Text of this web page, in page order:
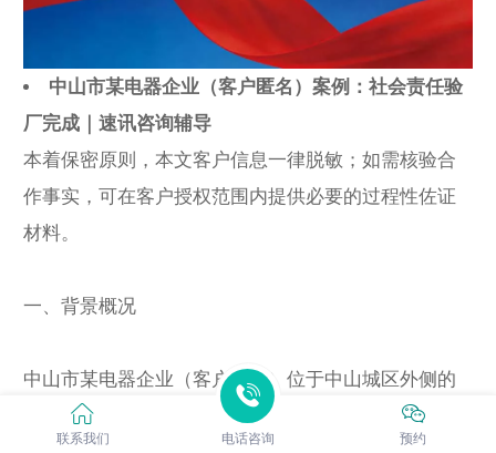
中山市某电器企业（客户匿名）案例：社会责任验
厂完成｜速讯咨询辅导
本着保密原则，本文客户信息一律脱敏；如需核验合
作事实，可在客户授权范围内提供必要的过程性佐证
材料。
一、背景概况
中山市某电器企业（客户匿名）位于中山城区外侧的
产业集聚片区，员工规模约95人，属于家电电器企
联系我们 电话咨询 预约